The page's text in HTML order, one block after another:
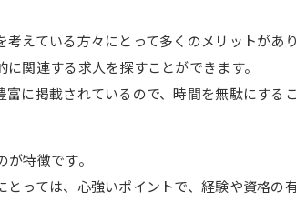
えている方々にとって多くのメリットがあり
関連する求人を探すことができます。
に掲載されているので、時間を無駄にする
特徴です。
っては、心強いポイントで、経験や資格